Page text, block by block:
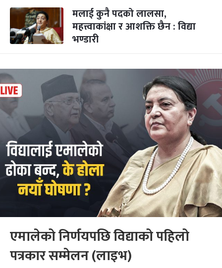
मलाई कुनै पदको लालसा,
महत्त्वाकांक्षा र आशक्ति छैन : विद्या
भण्डारी
एमालेको निर्णयपछि विद्याको पहिलो
पत्रकार सम्मेलन (लाइभ)